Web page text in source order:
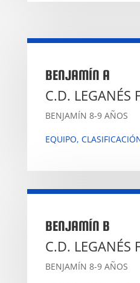
BENJAMÍN A
C.D. LEGANÉS
BENJAMÍN 8-9 AÑOS
EQUIPO,
BENJAMÍN B
C.D. LEGANÉS
BENJAMÍN 8-9 AÑOS